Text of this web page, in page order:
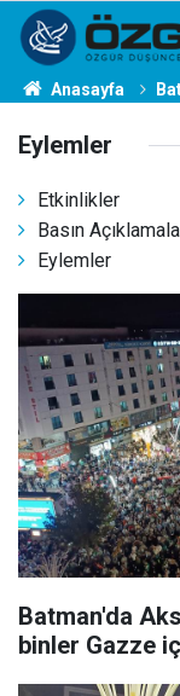
Anasayfa
Eylemler
Etkinlikler
Basın
Eylemler
Batman'da
binler Gazze